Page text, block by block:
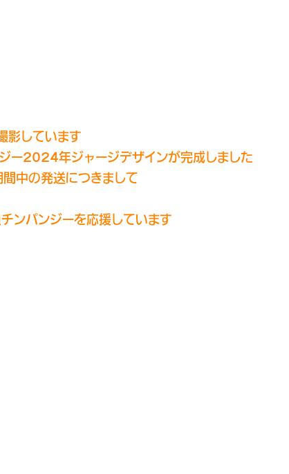
しています
ー2024年ジャージデザインが完成しました
中の発送につきまして
パンジーを応援しています